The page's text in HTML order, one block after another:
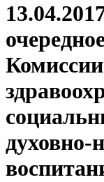
духовно-